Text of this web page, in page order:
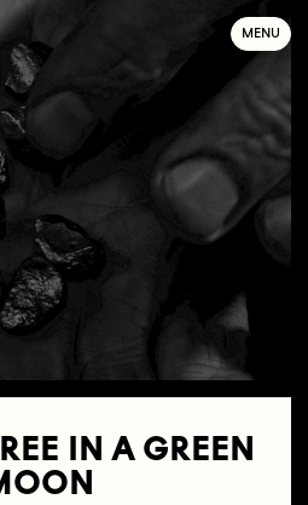
MENU
IN A GREEN